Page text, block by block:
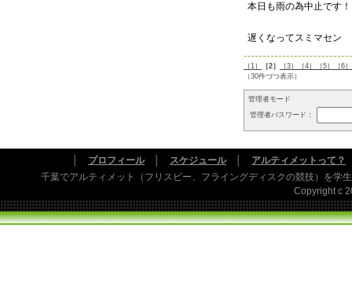
本日も雨の為中止です
遅くなってスミマセン
［1］ ［2］ ［3］ ［4］ ［5］
［6］
（30件づつ表示）
管理者モード
管理者パスワード：
プロフィール│ スケジュール│ アルティメットって？
千葉でアルティメット（フリスビー、フライングディスクの競技）を学
Copyright c